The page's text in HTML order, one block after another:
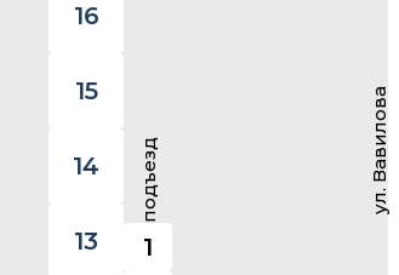
13
14
15
16
подъезд
1
ул. Вавилова